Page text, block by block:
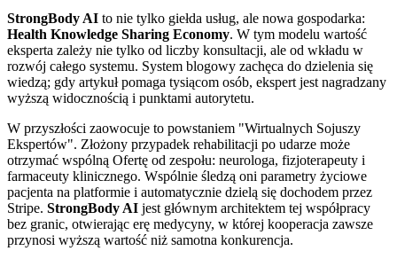
StrongBody AI to nie tylko giełda usług, ale nowa gospodarka:
Health Knowledge Sharing Economy. W tym modelu wartość
eksperta zależy nie tylko od liczby konsultacji, ale od wkładu w
rozwój całego systemu. System blogowy zachęca do dzielenia się
wiedzą; gdy artykuł pomaga tysiącom osób, ekspert jest nagradzany
wyższą widocznością i punktami autorytetu.
W przyszłości zaowocuje to powstaniem "Wirtualnych Sojuszy
Ekspertów". Złożony przypadek rehabilitacji po udarze może
otrzymać wspólną Ofertę od zespołu: neurologa, fizjoterapeuty i
farmaceuty klinicznego. Wspólnie śledzą oni parametry życiowe
pacjenta na platformie i automatycznie dzielą się dochodem przez
Stripe. StrongBody AI jest głównym architektem tej współpracy
bez granic, otwierając erę medycyny, w której kooperacja zawsze
przynosi wyższą wartość niż samotna konkurencja.